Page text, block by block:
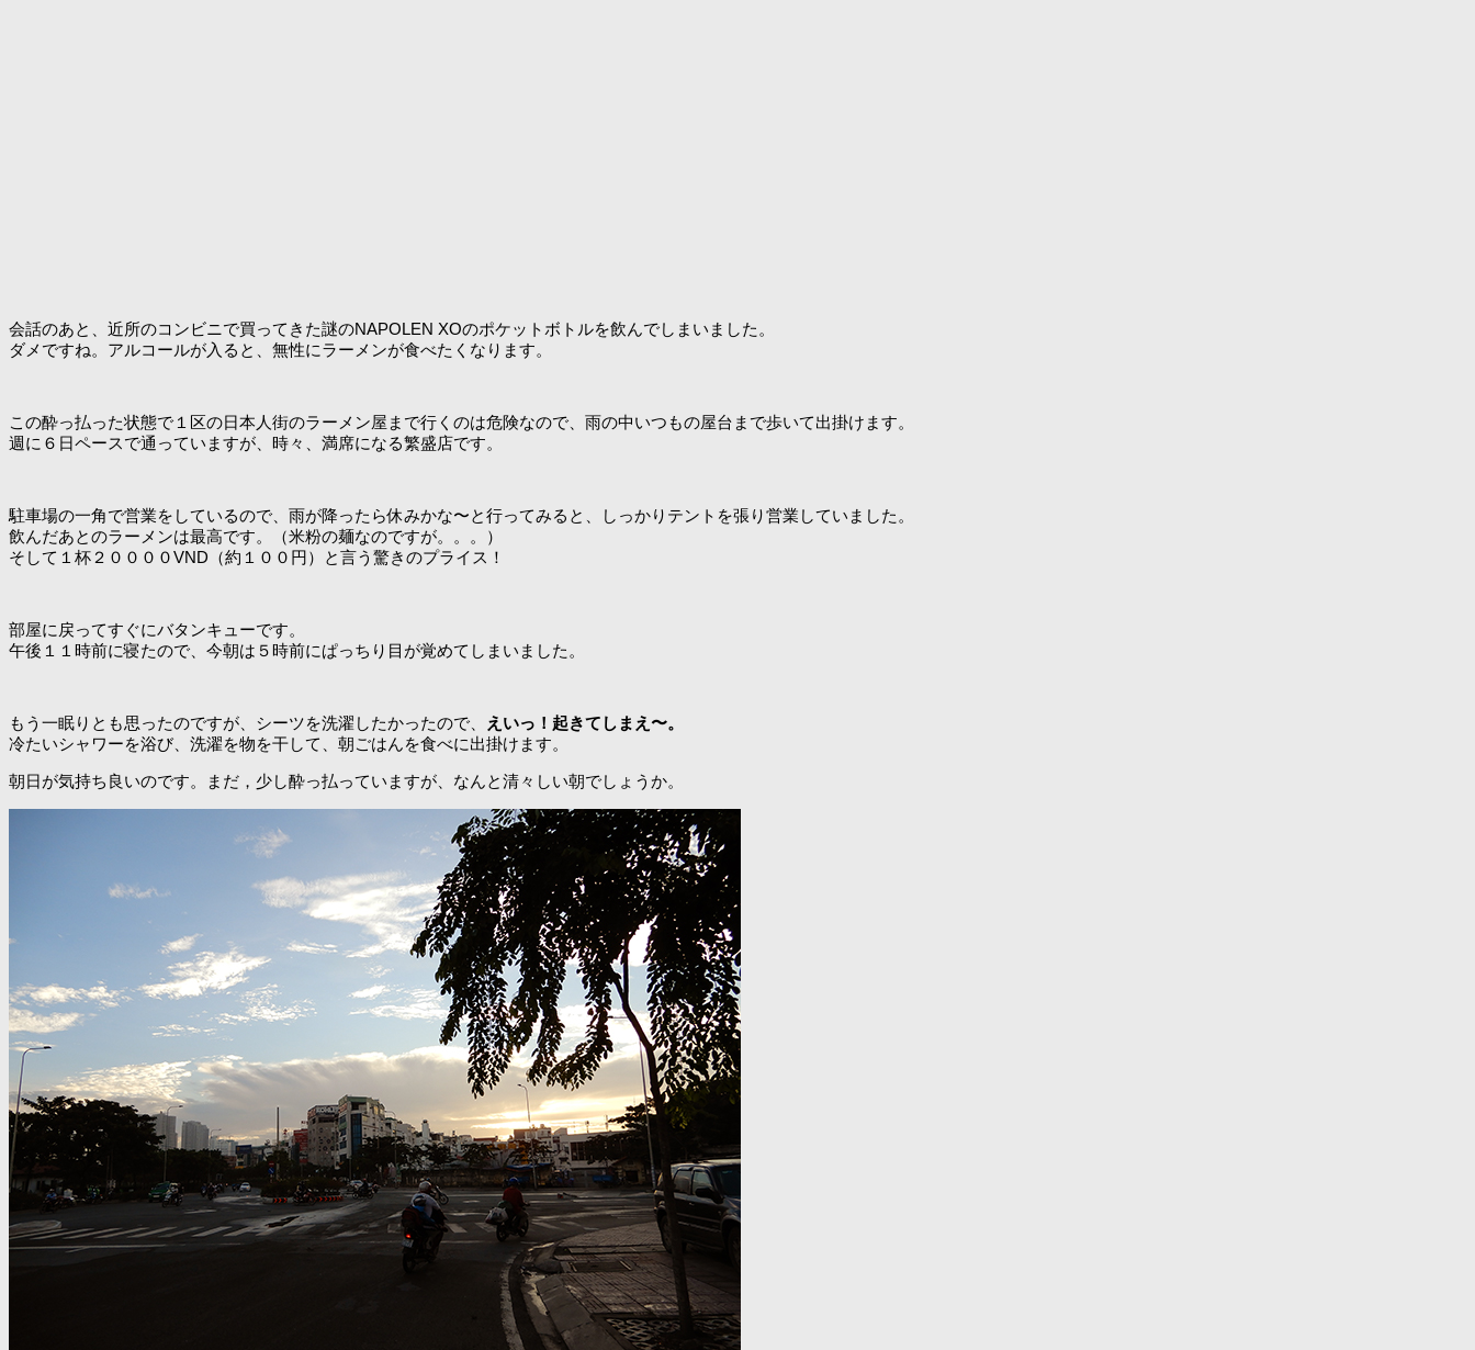
会話のあと、近所のコンビニで買ってきた謎のNAPOLEN XOのポケットボトルを飲んでしまいました。
ダメですね。アルコールが入ると、無性にラーメンが食べたくなります。
この酔っ払った状態で１区の日本人街のラーメン屋まで行くのは危険なので、雨の中いつもの屋台まで歩いて出掛けます。
週に６日ペースで通っていますが、時々、満席になる繁盛店です。
駐車場の一角で営業をしているので、雨が降ったら休みかな〜と行ってみると、しっかりテントを張り営業していました。
飲んだあとのラーメンは最高です。（米粉の麺なのですが。。。）
そして１杯２００００VND（約１００円）と言う驚きのプライス！
部屋に戻ってすぐにバタンキューです。
午後１１時前に寝たので、今朝は５時前にぱっちり目が覚めてしまいました。
もう一眠りとも思ったのですが、シーツを洗濯したかったので、
えいっ！起きてしまえ〜。
冷たいシャワーを浴び、洗濯を物を干して、朝ごはんを食べに出掛けます。
朝日が気持ち良いのです。まだ，少し酔っ払っていますが、なんと清々しい朝でしょうか。